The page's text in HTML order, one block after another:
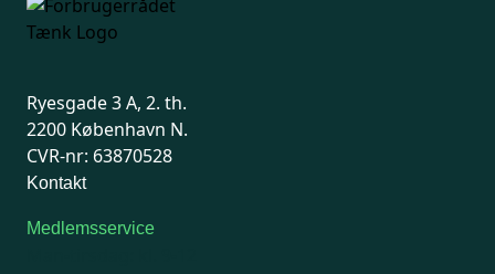
Ryesgade 3 A, 2. th.
2200 København N.
CVR-nr: 63870528
Kontakt
Medlemsservice